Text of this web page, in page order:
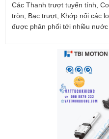
Các Thanh trượt tuyến tính,
tròn, Bạc trượt, Khớp nối các
được phân phối tới nhiều nước